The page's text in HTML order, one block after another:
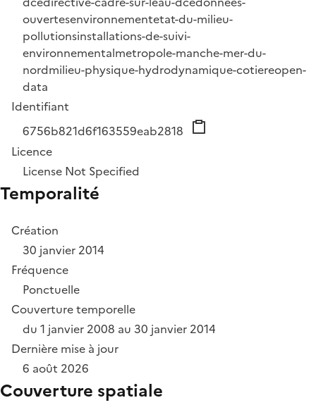
ouvertesenvironnementetat-du-milieu-
pollutionsinstallations-de-suivi-
environnementalmetropole-manche-mer-du-
nordmilieu-physique-hydrodynamique-cotiereopen-
data
Identifiant
6756b821d6f163559eab2818
Licence
License Not Specified
Temporalité
Création
30 janvier 2014
Fréquence
Ponctuelle
Couverture temporelle
du 1 janvier 2008 au 30 janvier 2014
Dernière mise à jour
6 août 2026
Couverture spatiale